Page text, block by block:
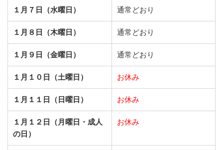
１月７日（水曜日） 通常どおり
１月８日（木曜日） 通常どおり
１月９日（金曜日） 通常どおり
１月１０日（土曜日） お休み
１月１１日（日曜日） お休み
１月１２日（月曜日・成人
の日）
お休み